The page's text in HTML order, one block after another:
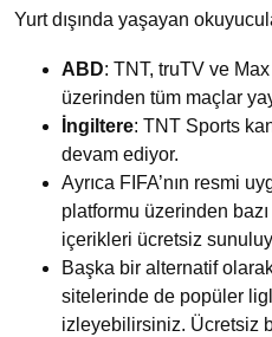
Yurt dışında yaşayan
ABD: TNT, truTV ve
üzerinden tüm maçlar
İngiltere: TNT Sports
devam ediyor.
Ayrıca FIFA’nın resmi
platformu üzerinden
içerikleri ücretsiz
Başka bir alternatif
sitelerinde de popüler
izleyebilirsiniz. Ücretsiz